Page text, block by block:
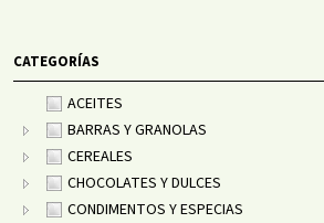
CATEGORÍAS
ACEITES
BARRAS Y GRANOLAS
CEREALES
CHOCOLATES Y DULCES
CONDIMENTOS Y ESPECIAS